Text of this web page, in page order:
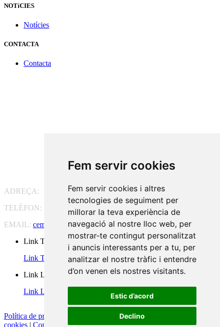
Fem servir cookies
Fem servir cookies i altres
tecnologies de seguiment per
millorar la teva experiència de
navegació al nostre lloc web, per
mostrar-te contingut personalitzat
i anuncis interessants per a tu, per
analitzar el nostre tràfic i entendre
d’on venen els nostres visitants.
Estic d’acord
Declino
NOTíCIES
Notícies
CONTACTA
Contacta
ADREÇA:
Pg. Vall d'Hebron, 119-129, 08035 Barcelona
TELÈFON:
93 175 15 55
EMAIL: cem-cat@cem-cat.org
Link Twitter
Link Twitter
Link Linkedin
Link Linkedin
Política de privacidad Política de cookies
cookies | Condicions generals de contractació|Política de redes